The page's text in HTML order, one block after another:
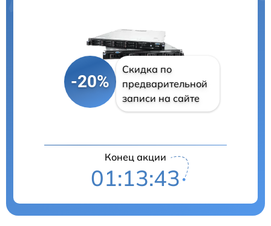
-20%
Скидка по
предварительной
записи на сайте
Конец акции
01:13:42